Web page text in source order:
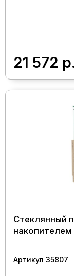
21 572 р.
Стеклянный
Артикул 35807